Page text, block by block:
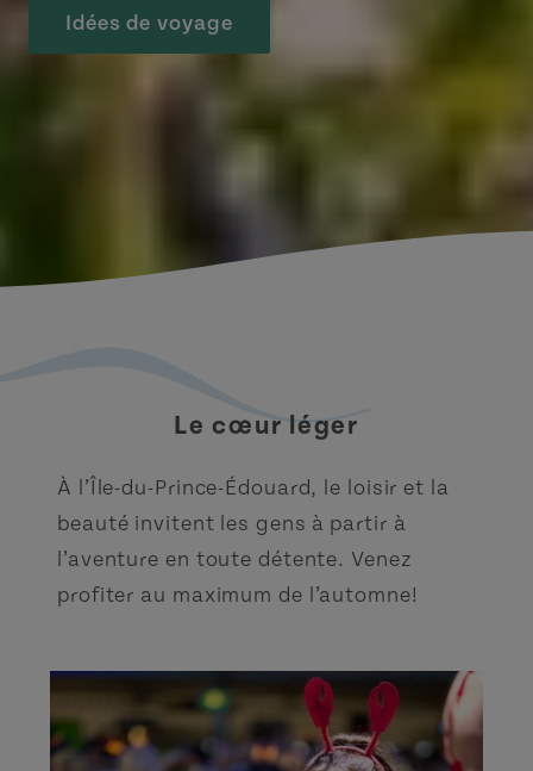
Idées de voyage
Le cœur léger
À l’Île-du-Prince-Édouard, le loisir et la
beauté invitent les gens à partir à
l’aventure en toute détente. Venez
profiter au maximum de l’automne!